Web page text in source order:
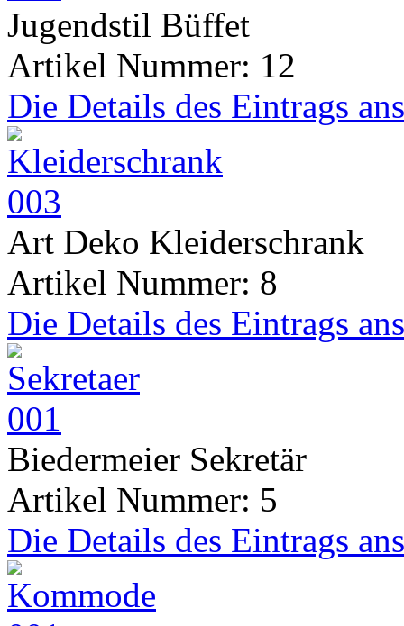
Jugendstil Büffet
Artikel Nummer: 12
Die Details des Eintrags
Art Deko Kleiderschrank
Artikel Nummer: 8
Die Details des Eintrags
Biedermeier Sekretär
Artikel Nummer: 5
Die Details des Eintrags